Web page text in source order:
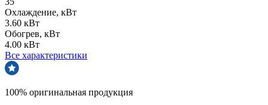
Охлаждение, кВт
3.60 кВт
Обогрев, кВт
4.00 кВт
Все характеристики
100% оригинальная продукция